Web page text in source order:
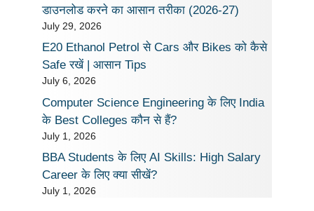
डाउनलोड करने का आसान तरीका (2026-27)
July 29, 2026
E20 Ethanol Petrol से Cars और Bikes को कैसे
Safe रखें | आसान Tips
July 6, 2026
Computer Science Engineering के लिए India
के Best Colleges कौन से हैं?
July 1, 2026
BBA Students के लिए AI Skills: High Salary
Career के लिए क्या सीखें?
July 1, 2026